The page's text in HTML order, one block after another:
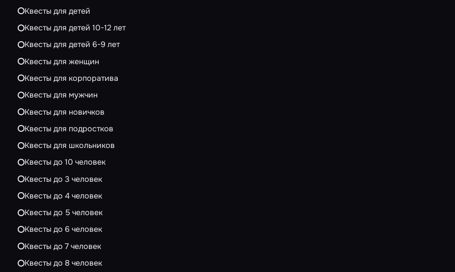
Квесты для детей
Квесты для детей 10-12 лет
Квесты для детей 6-9 лет
Квесты для женщин
Квесты для корпоратива
Квесты для мужчин
Квесты для новичков
Квесты для подростков
Квесты для школьников
Квесты до 10 человек
Квесты до 3 человек
Квесты до 4 человек
Квесты до 5 человек
Квесты до 6 человек
Квесты до 7 человек
Квесты до 8 человек